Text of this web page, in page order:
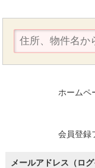
ホームペ
会員登録
メールアドレス（ログ